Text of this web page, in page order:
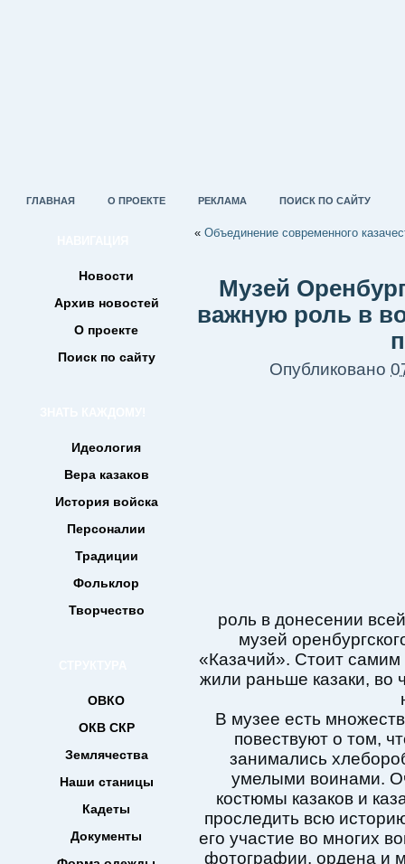
ГЛАВНАЯ О ПРОЕКТЕ РЕКЛАМА ПОИСК ПО САЙТУ
Новости
Архив новостей
О проекте
Поиск по сайту
Идеология
Вера казаков
История войска
Персоналии
Традиции
Фольклор
Творчество
ОВКО
ОКВ СКР
Землячества
Наши станицы
Кадеты
Документы
« Объединение современного
Музей
важную роль в
Опубликовано
роль в донесении
музей
«Казачий». Стоит самим
жили раньше казаки, во
В музее есть
повествуют о том,
занимались
умелыми воинами.
костюмы казаков и
проследить всю
его участие во многих
фотографии, ордена и